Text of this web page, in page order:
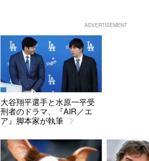
ADVERTISEMENT
大谷翔平選手と水原一平受
刑者のドラマ、『AIR／エ
ア』脚本家が執筆